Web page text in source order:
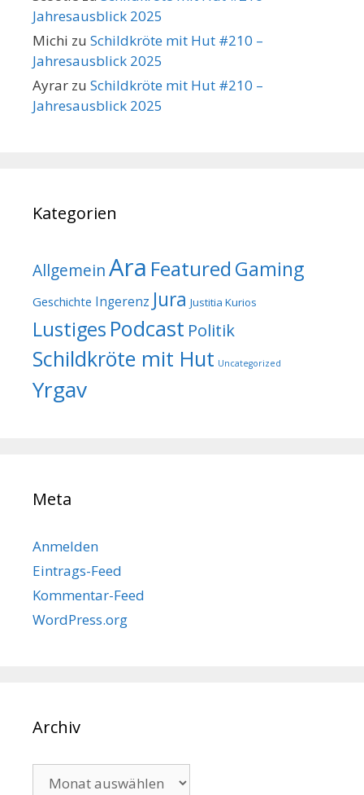
Jahresausblick 2025
Michi zu Schildkröte mit Hut #210 –
Jahresausblick 2025
Ayrar zu Schildkröte mit Hut #210 –
Jahresausblick 2025
Kategorien
AllgemeinAra Featured Gaming
Geschichte Ingerenz Jura Justitia Kurios
Lustiges Podcast Politik
Schildkröte mit Hut Uncategorized
Yrgav
Meta
Anmelden
Eintrags-Feed
Kommentar-Feed
WordPress.org
Archiv